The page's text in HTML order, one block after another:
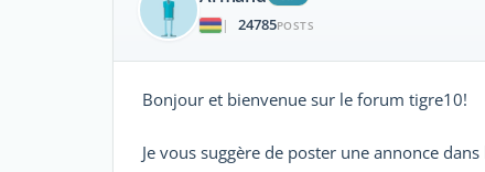
|
24785POSTS
Bonjour et bienvenue sur le forum tigre10!
Je vous suggère de poster une annonce